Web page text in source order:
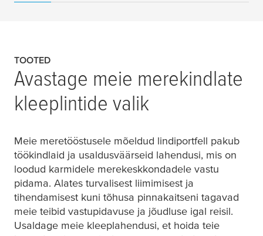
TOOTED
Avastage meie merekindlate
kleeplintide valik
Meie meretööstusele mõeldud lindiportfell pakub
töökindlaid ja usaldusväärseid lahendusi, mis on
loodud karmidele merekeskkondadele vastu
pidama. Alates turvalisest liimimisest ja
tihendamisest kuni tõhusa pinnakaitseni tagavad
meie teibid vastupidavuse ja jõudluse igal reisil.
Usaldage meie kleeplahendusi, et hoida teie